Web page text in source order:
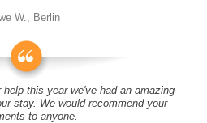
W., Berlin
this year we've had an amazing
stay. We would recommend your
to anyone.